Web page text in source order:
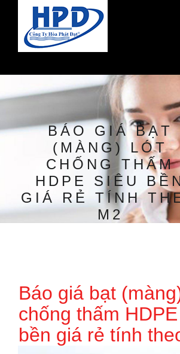
BÁO GIÁ BẠT
(MÀNG) LÓT
CHỐNG THẤM
HDPE SIÊU
GIÁ RẺ TÍNH
M2
Báo giá bạt
chống thấm
bền giá rẻ tính